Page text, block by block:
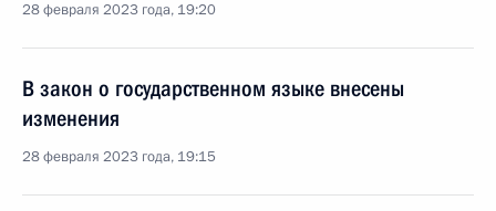
28 февраля 2023 года, 19:20
В закон о государственном языке внесены
изменения
28 февраля 2023 года, 19:15